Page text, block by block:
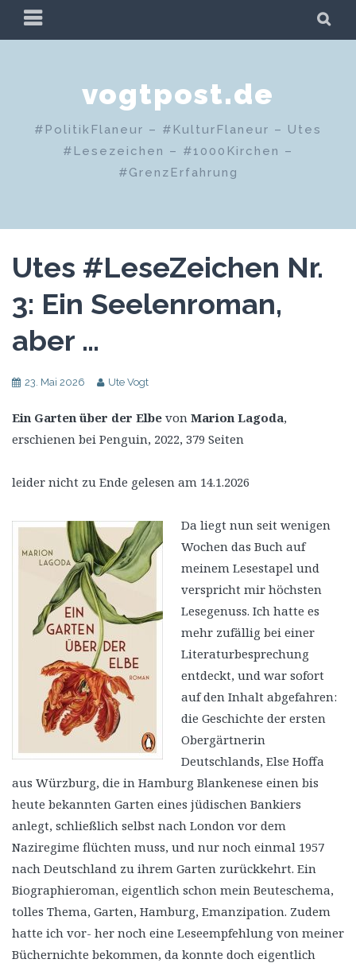
Zum
PRIMÄRES
MENÜ
vogtpost.de
#PolitikFlaneur – #KulturFlaneur – Utes
#Lesezeichen – #1000Kirchen –
#GrenzErfahrung
Utes #LeseZeichen Nr.
3: Ein Seelenroman,
aber …
23. Mai 2026 Ute Vogt
Ein Garten über der Elbe von Marion Lagoda,
erschienen bei Penguin, 2022, 379 Seiten
leider nicht zu Ende gelesen am 14.1.2026
Da liegt nun seit wenigen
Wochen das Buch auf
meinem Lesestapel und
verspricht mir höchsten
Lesegenuss. Ich hatte es
mehr zufällig bei einer
Literaturbesprechung
entdeckt, und war sofort
auf den Inhalt abgefahren:
die Geschichte der ersten
Obergärtnerin
Deutschlands, Else Hoffa
aus Würzburg, die in Hamburg Blankenese einen bis
heute bekannten Garten eines jüdischen Bankiers
anlegt, schließlich selbst nach London vor dem
Naziregime flüchten muss, und nur noch einmal 1957
nach Deutschland zu ihrem Garten zurückkehrt. Ein
Biographieroman, eigentlich schon mein Beuteschema,
tolles Thema, Garten, Hamburg, Emanzipation. Zudem
hatte ich vor- her noch eine Leseempfehlung von meiner
Büchernichte bekommen, da konnte doch eigentlich